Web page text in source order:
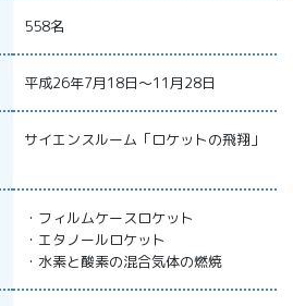
APRSAFポス
ターコンテ
スト
APRSAF教員
セミナー
ISEB（国際
ISEB学生派
遣プログラ
ム
558名
平成26年7月18日～11月28日
サイエンスルーム「ロケットの飛翔」
・フィルムケースロケット
・エタノールロケット
・水素と酸素の混合気体の燃焼